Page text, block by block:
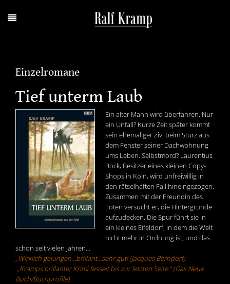
Einzelromane
Tief unterm Laub
Ein alter Mann wird überfahren. Nur
ein Unfall? Kurze Zeit später kommt
sein ehemaliger Zivi beim Sturz aus
dem Fenster seiner Dachwohnung
ums Leben. Selbstmord? Laurentius
Bock, Besitzer eines kleinen Copy-
Shops in Köln, wird unfreiwillig in
den rätselhaften Fall hineingezogen.
Zusammen mit der Freundin des
Toten versucht er, die Hintergründe
aufzudecken. Die Spur führt sie in
ein kleines Eifeldorf, in dem die Welt
nicht mehr in Ordnung ist, und das
schon seit vielen Jahren...
„Wirklich gelungen…brillant…sehr gut! (Jacques Berndorf)
„Kramps brillanter Krimi fesselt bis zur letzten Seite.“ (Das Neue
Buch/Buchprofile)